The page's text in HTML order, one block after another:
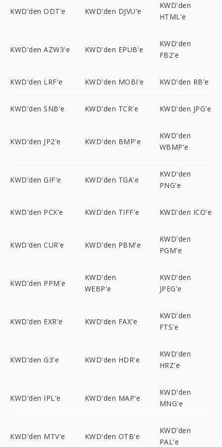
KWD'den ODT'e KWD'den DJVU'e
KWD'den
HTML'e
KWD'den AZW3'e KWD'den EPUB'e
KWD'den
FB2'e
KWD'den LRF'e KWD'den MOBI'e KWD'den RB'e
KWD'den SNB'e KWD'den TCR'e KWD'den JPG'e
KWD'den JP2'e KWD'den BMP'e
KWD'den
WBMP'e
KWD'den GIF'e KWD'den TGA'e
KWD'den
PNG'e
KWD'den PCX'e KWD'den TIFF'e KWD'den ICO'e
KWD'den CUR'e KWD'den PBM'e
KWD'den
PGM'e
KWD'den PPM'e
KWD'den
WEBP'e
KWD'den
JPEG'e
KWD'den EXR'e KWD'den FAX'e
KWD'den
FTS'e
KWD'den G3'e KWD'den HDR'e
KWD'den
HRZ'e
KWD'den IPL'e KWD'den MAP'e
KWD'den
MNG'e
KWD'den MTV'e KWD'den OTB'e
KWD'den
PAL'e